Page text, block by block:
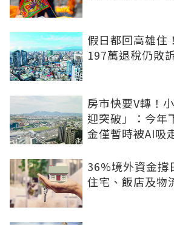
假日都回高雄住
197萬退稅仍敗
房市快要V轉！
迎突破」：今年
金僅暫時被AI吸
36%境外資金撐
住宅、飯店及物